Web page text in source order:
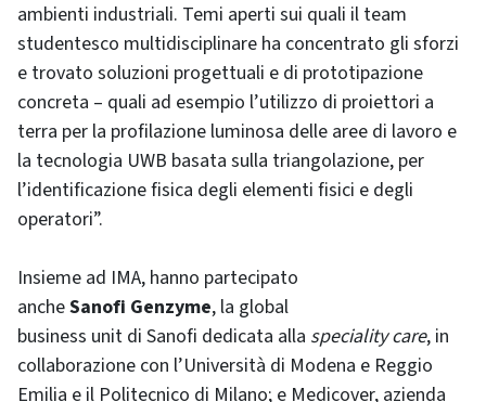
ambienti industriali. Temi aperti sui quali il team
studentesco multidisciplinare ha concentrato gli sforzi
e trovato soluzioni progettuali e di prototipazione
concreta – quali ad esempio l’utilizzo di proiettori a
terra per la profilazione luminosa delle aree di lavoro e
la tecnologia UWB basata sulla triangolazione, per
l’identificazione fisica degli elementi fisici e degli
operatori”.
Insieme ad IMA, hanno partecipato
ancheSanofi Genzyme, la global
business unit di Sanofi dedicata alla specialitycare, in
collaborazione con l’Università di Modena e Reggio
Emilia e il Politecnico di Milano; e Medicover, azienda